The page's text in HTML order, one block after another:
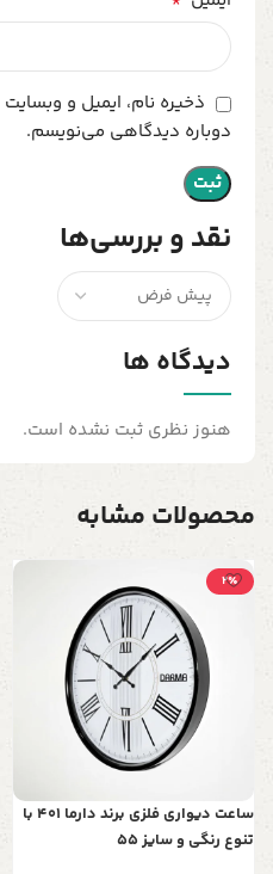
نقد و بررسی‌ها
دیدگاه ها
هنوز نظری ثبت نشده است.
ذخیره نام، ایمیل و
دوباره دیدگاهی می‌نویسم.
محصولات مشابه
2٪
ساعت دیواری فلزی برند دارما 401 با
تنوع رنگی و سایز 55